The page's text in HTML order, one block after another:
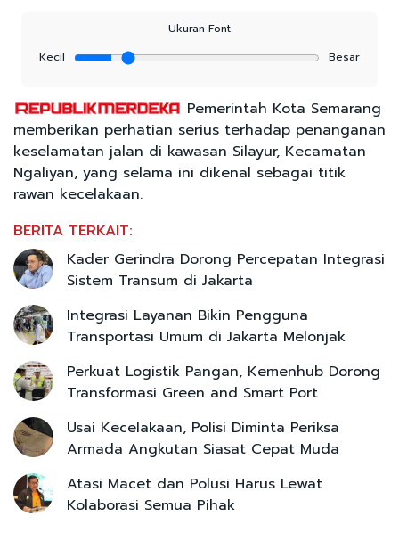
Ukuran Font
Kecil
Besar
Pemerintah Kota Semarang
memberikan perhatian serius terhadap penanganan
keselamatan jalan di kawasan Silayur, Kecamatan
Ngaliyan, yang selama ini dikenal sebagai titik
rawan kecelakaan.
BERITA TERKAIT:
Kader Gerindra Dorong Percepatan Integrasi
Sistem Transum di Jakarta
Integrasi Layanan Bikin Pengguna
Transportasi Umum di Jakarta Melonjak
Perkuat Logistik Pangan, Kemenhub Dorong
Transformasi Green and Smart Port
Usai Kecelakaan, Polisi Diminta Periksa
Armada Angkutan Siasat Cepat Muda
Atasi Macet dan Polusi Harus Lewat
Kolaborasi Semua Pihak